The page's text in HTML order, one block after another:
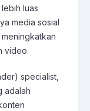
luas
media sosial
video.
specialist,
adalah